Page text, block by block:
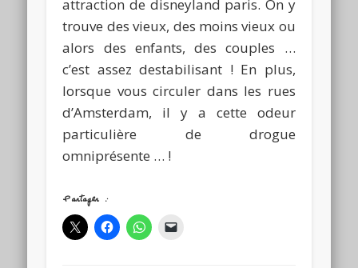
attraction de disneyland paris. On y
trouve des vieux, des moins vieux ou
alors des enfants, des couples …
c’est assez destabilisant ! En plus,
lorsque vous circuler dans les rues
d’Amsterdam, il y a cette odeur
particulière de drogue
omniprésente … !
Partager :